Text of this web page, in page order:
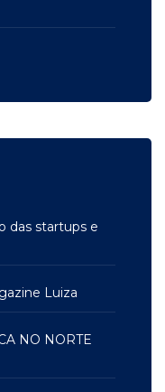
das startups e
Luiza
NO NORTE